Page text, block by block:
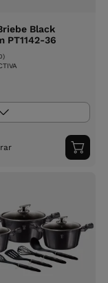
Black
PT1142-36
ao